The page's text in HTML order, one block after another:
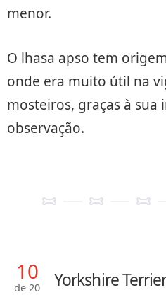
menor.
O lhasa apso tem
onde era muito útil na
mosteiros, graças à
observação.
10
de 20 Yorkshire